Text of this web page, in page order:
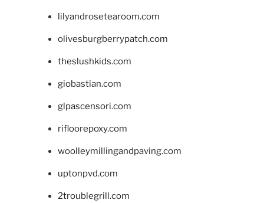
lilyandrosetearoom.com
olivesburgberrypatch.com
theslushkids.com
giobastian.com
glpascensori.com
rifloorepoxy.com
woolleymillingandpaving.com
uptonpvd.com
2troublegrill.com